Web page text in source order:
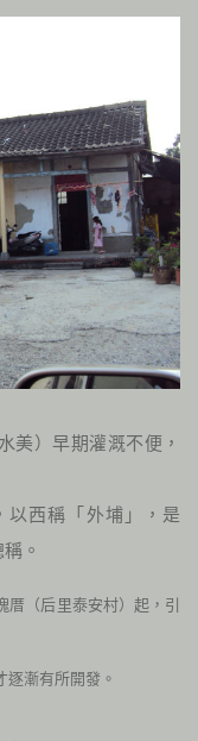
美）早期灌溉不便，
以西稱「外埔」，是
。
（后里泰安村）起，引
逐漸有所開發。